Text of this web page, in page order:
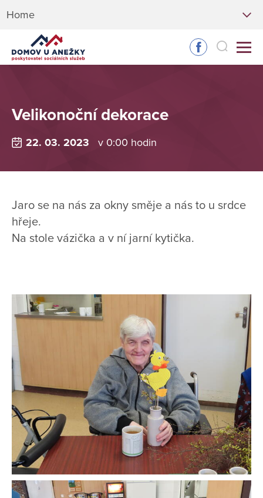
Home
Velikonoční dekorace
22. 03. 2023 v 0:00 hodin
Jaro se na nás za okny směje a nás to u srdce
hřeje.
Na stole vázička a v ní jarní kytička.